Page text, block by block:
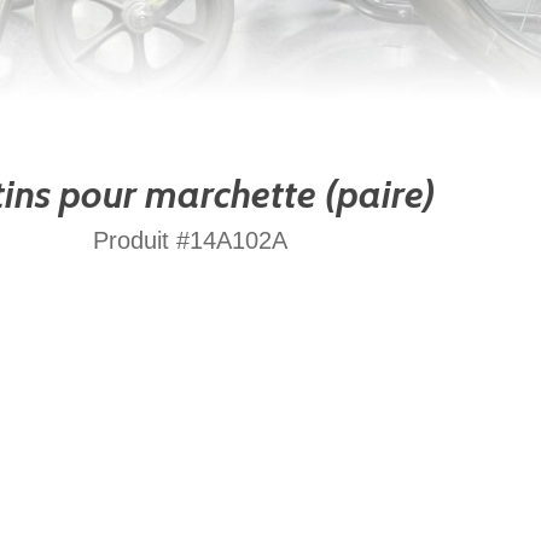
pour marchette (paire)
Produit #14A102A